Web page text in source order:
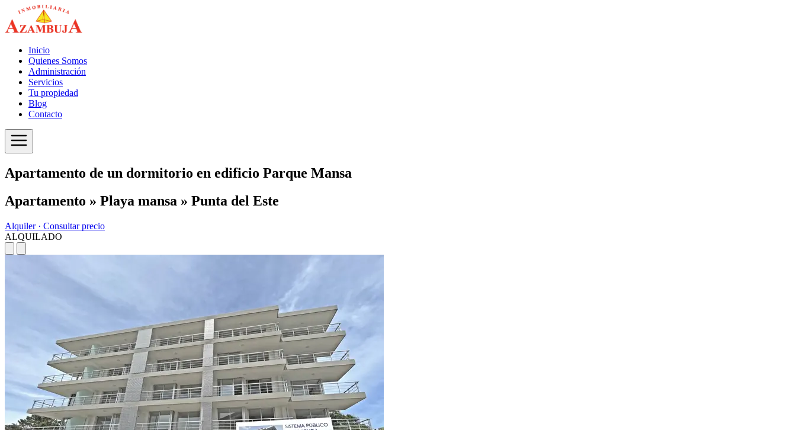
Inicio
Quienes Somos
Administración
Servicios
Tu propiedad
Blog
Contacto
Apartamento de un dormitorio en edificio Parque Mansa
Apartamento » Playa mansa » Punta del Este
Alquiler · Consultar precio
ALQUILADO